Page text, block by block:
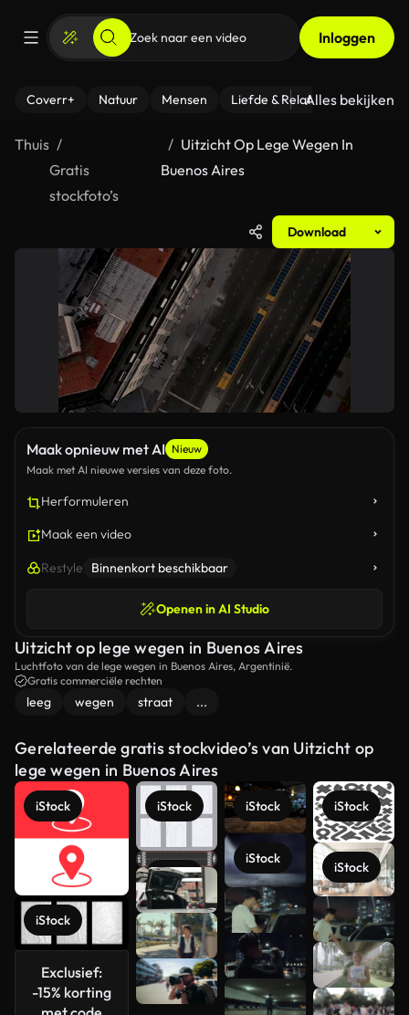
Inloggen
Coverr+ Natuur Mensen Liefde & Relaties - Fitness
Alles bekijken
Thuis
Gratis
stockfoto’s
Uitzicht Op Lege Wegen In
Buenos Aires
Download
Maak opnieuw met AI Nieuw
Maak met AI nieuwe versies van deze foto.
Herformuleren
Maak een video
Restyle Binnenkort beschikbaar
Openen in AI Studio
Uitzicht op lege wegen in Buenos Aires
Luchtfoto van de lege wegen in Buenos Aires, Argentinië.
Gratis commerciële rechten
leeg wegen straat ...
Gerelateerde gratis stockvideo’s van Uitzicht op
lege wegen in Buenos Aires
iStock
iStock
Exclusief:
-15% korting
iStock
iStock
iStock
iStock
iStock
iStock
Meer
bekijken